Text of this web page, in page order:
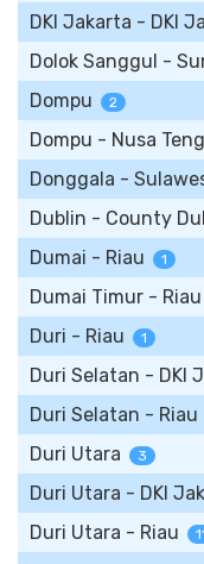
DKI Jakarta - DKI
Dolok Sanggul -
Dompu 2
Dompu - Nusa
Donggala -
Dublin - County
Dumai - Riau 1
Dumai Timur - Riau
Duri - Riau 1
Duri Selatan - DKI
Duri Selatan - Riau
Duri Utara 3
Duri Utara - DKI
Duri Utara - Riau